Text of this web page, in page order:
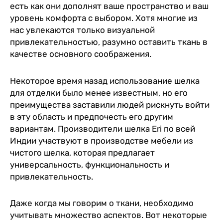
есть как они дополнят ваше пространство и ваш
уровень комфорта с выбором. Хотя многие из
нас увлекаются только визуальной
привлекательностью, разумно оставить ткань в
качестве основного соображения.
Некоторое время назад использование шелка
для отделки было менее известным, но его
преимущества заставили людей рискнуть войти
в эту область и предпочесть его другим
вариантам. Производители шелка Eri по всей
Индии участвуют в производстве мебели из
чистого шелка, которая предлагает
универсальность, функциональность и
привлекательность.
Даже когда мы говорим о ткани, необходимо
учитывать множество аспектов. Вот некоторые